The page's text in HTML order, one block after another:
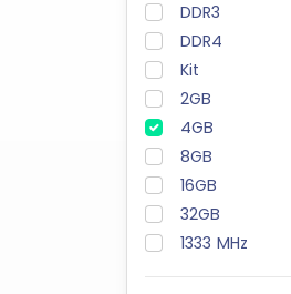
DDR3
DDR4
Kit
2GB
4GB
8GB
16GB
32GB
1333 MHz